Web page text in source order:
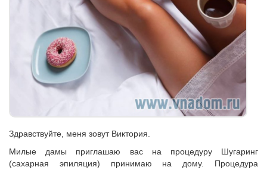
Здравствуйте, меня зовут Виктория.
Милые дамы приглашаю вас на процедуру Шугаринг
(сахарная эпиляция) принимаю на дому. Процедура